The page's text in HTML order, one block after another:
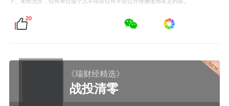
20
《瑞财经精选》
战投清零